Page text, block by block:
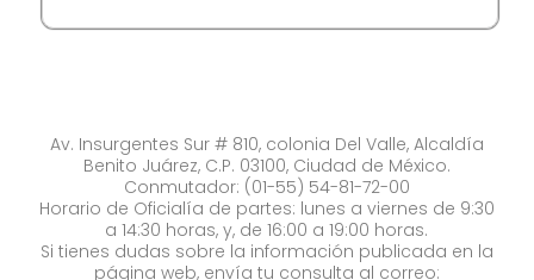
Av. Insurgentes Sur # 810, colonia Del Valle, Alcaldía
Benito Juárez, C.P. 03100, Ciudad de México.
Conmutador: (01-55) 54-81-72-00
Horario de Oficialía de partes: lunes a viernes de 9:30
a 14:30 horas, y, de 16:00 a 19:00 horas.
Si tienes dudas sobre la información publicada en la
página web, envía tu consulta al correo: